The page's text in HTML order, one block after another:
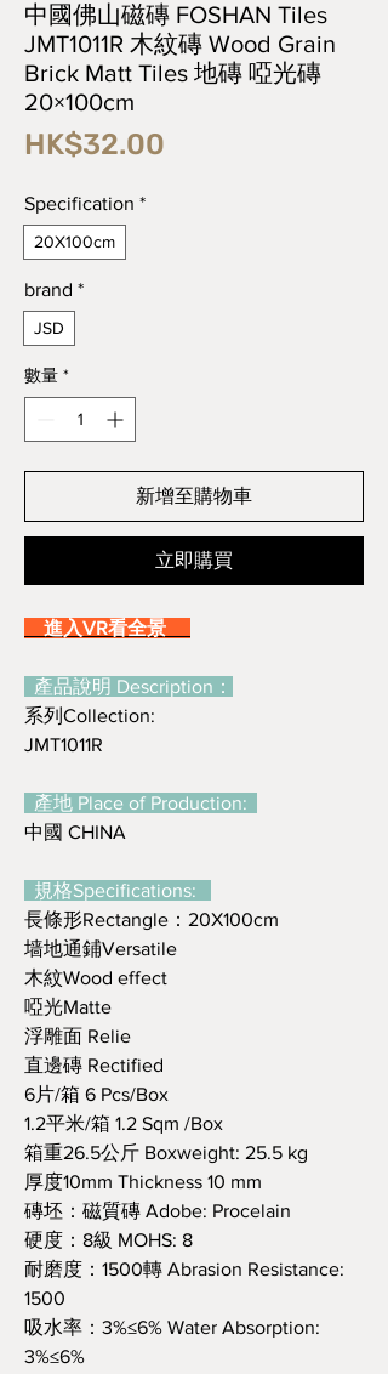
中國佛山磁磚 FOSHAN Tiles
JMT1011R 木紋磚 Wood Grain
Brick Matt Tiles 地磚 啞光磚
20×100cm
HK$32.00
Specification *
20X100cm
brand *
JSD
數量 *
新增至購物車
立即購買
進入VR看全景
產品說明 Description：
系列Collection:
JMT1011R
產地 Place of Production:
中國 CHINA
規格Specifications:
長條形Rectangle：20X100cm
墙地通鋪Versatile
木紋Wood effect
啞光Matte
浮雕面 Relie
直邊磚 Rectified
6片/箱 6 Pcs/Box
1.2平米/箱 1.2 Sqm /Box
箱重26.5公斤 Boxweight: 25.5 kg
厚度10mm Thickness 10 mm
磚坯：磁質磚 Adobe: Procelain
硬度：8級 MOHS: 8
耐磨度：1500轉 Abrasion Resistance:
1500
吸水率：3%≤6% Water Absorption:
3%≤6%